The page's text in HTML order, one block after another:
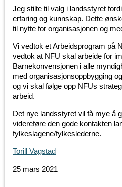
Jeg stilte til valg i landsstyret
erfaring og kunnskap. Dette
til nytte for organisasjonen og
Vi vedtok et Arbeidsprogram på
vedtok at NFU skal arbeide for
Barnekonvensjonen i alle
med organisasjonsoppbygging
og vi skal følge opp NFUs
arbeid.
Det nye landsstyret vil få mye å
videreføre den gode kontakten
fylkeslagene/fylkeslederne.
Torill Vagstad
25 mars 2021